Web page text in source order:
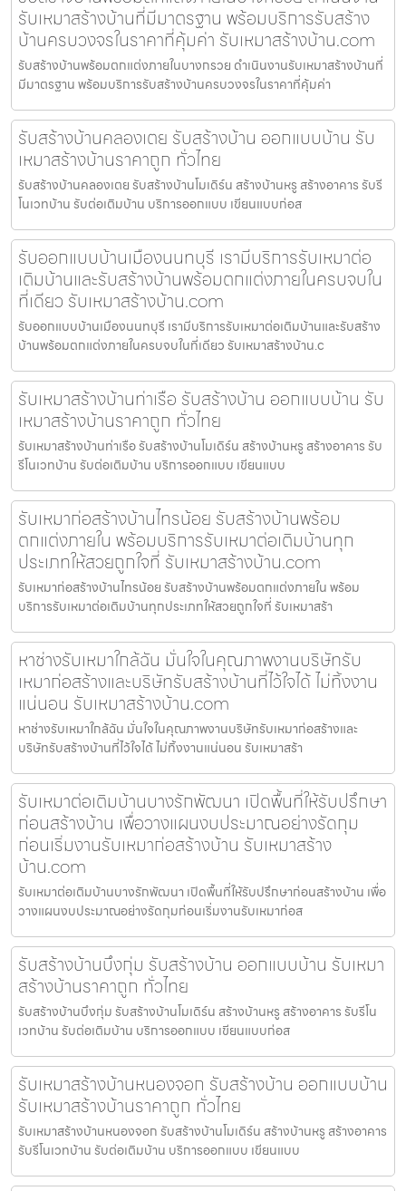
รับเหมาสร้างบ้านที่มีมาตรฐาน พร้อมบริการรับสร้าง
บ้านครบวงจรในราคาที่คุ้มค่า รับเหมาสร้างบ้าน.com
รับสร้างบ้านพร้อมตกแต่งภายในบางกรวย ดำเนินงานรับเหมาสร้างบ้านที่
มีมาตรฐาน พร้อมบริการรับสร้างบ้านครบวงจรในราคาที่คุ้มค่า
รับสร้างบ้านคลองเตย รับสร้างบ้าน ออกแบบบ้าน รับ
เหมาสร้างบ้านราคาถูก ทั่วไทย
รับสร้างบ้านคลองเตย รับสร้างบ้านโมเดิร์น สร้างบ้านหรู สร้างอาคาร รับรี
โนเวทบ้าน รับต่อเติมบ้าน บริการออกแบบ เขียนแบบก่อส
รับออกแบบบ้านเมืองนนทบุรี เรามีบริการรับเหมาต่อ
เติมบ้านและรับสร้างบ้านพร้อมตกแต่งภายในครบจบใน
ที่เดียว รับเหมาสร้างบ้าน.com
รับออกแบบบ้านเมืองนนทบุรี เรามีบริการรับเหมาต่อเติมบ้านและรับสร้าง
บ้านพร้อมตกแต่งภายในครบจบในที่เดียว รับเหมาสร้างบ้าน.c
รับเหมาสร้างบ้านท่าเรือ รับสร้างบ้าน ออกแบบบ้าน รับ
เหมาสร้างบ้านราคาถูก ทั่วไทย
รับเหมาสร้างบ้านท่าเรือ รับสร้างบ้านโมเดิร์น สร้างบ้านหรู สร้างอาคาร รับ
รีโนเวทบ้าน รับต่อเติมบ้าน บริการออกแบบ เขียนแบบ
รับเหมาก่อสร้างบ้านไทรน้อย รับสร้างบ้านพร้อม
ตกแต่งภายใน พร้อมบริการรับเหมาต่อเติมบ้านทุก
ประเภทให้สวยถูกใจที่ รับเหมาสร้างบ้าน.com
รับเหมาก่อสร้างบ้านไทรน้อย รับสร้างบ้านพร้อมตกแต่งภายใน พร้อม
บริการรับเหมาต่อเติมบ้านทุกประเภทให้สวยถูกใจที่ รับเหมาสร้า
หาช่างรับเหมาใกล้ฉัน มั่นใจในคุณภาพงานบริษัทรับ
เหมาก่อสร้างและบริษัทรับสร้างบ้านที่ไว้ใจได้ ไม่ทิ้งงาน
แน่นอน รับเหมาสร้างบ้าน.com
หาช่างรับเหมาใกล้ฉัน มั่นใจในคุณภาพงานบริษัทรับเหมาก่อสร้างและ
บริษัทรับสร้างบ้านที่ไว้ใจได้ ไม่ทิ้งงานแน่นอน รับเหมาสร้า
รับเหมาต่อเติมบ้านบางรักพัฒนา เปิดพื้นที่ให้รับปรึกษา
ก่อนสร้างบ้าน เพื่อวางแผนงบประมาณอย่างรัดกุม
ก่อนเริ่มงานรับเหมาก่อสร้างบ้าน รับเหมาสร้าง
บ้าน.com
รับเหมาต่อเติมบ้านบางรักพัฒนา เปิดพื้นที่ให้รับปรึกษาก่อนสร้างบ้าน เพื่อ
วางแผนงบประมาณอย่างรัดกุมก่อนเริ่มงานรับเหมาก่อส
รับสร้างบ้านบึงกุ่ม รับสร้างบ้าน ออกแบบบ้าน รับเหมา
สร้างบ้านราคาถูก ทั่วไทย
รับสร้างบ้านบึงกุ่ม รับสร้างบ้านโมเดิร์น สร้างบ้านหรู สร้างอาคาร รับรีโน
เวทบ้าน รับต่อเติมบ้าน บริการออกแบบ เขียนแบบก่อส
รับเหมาสร้างบ้านหนองจอก รับสร้างบ้าน ออกแบบบ้าน
รับเหมาสร้างบ้านราคาถูก ทั่วไทย
รับเหมาสร้างบ้านหนองจอก รับสร้างบ้านโมเดิร์น สร้างบ้านหรู สร้างอาคาร
รับรีโนเวทบ้าน รับต่อเติมบ้าน บริการออกแบบ เขียนแบบ